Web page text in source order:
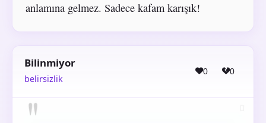
anlamına gelmez. Sadece kafam karışık!
Bilinmiyor
belirsizlik
0 0